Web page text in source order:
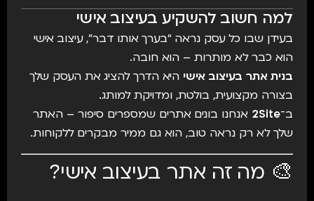
למה חשוב להשקיע בעיצוב אישי
בעידן שבו כל עסק נראה “בערך אותו דבר”, עיצוב אישי
הוא כבר לא מותרות – הוא חובה.
בנית אתר בעיצוב אישי היא הדרך להציג את העסק שלך
בצורה מקצועית, בולטת, ומדויקת למותג.
ב־2Site אנחנו בונים אתרים שמספרים סיפור – האתר
שלך לא רק נראה טוב, הוא גם ממיר מבקרים ללקוחות.
🎨 מה זה אתר בעיצוב אישי?